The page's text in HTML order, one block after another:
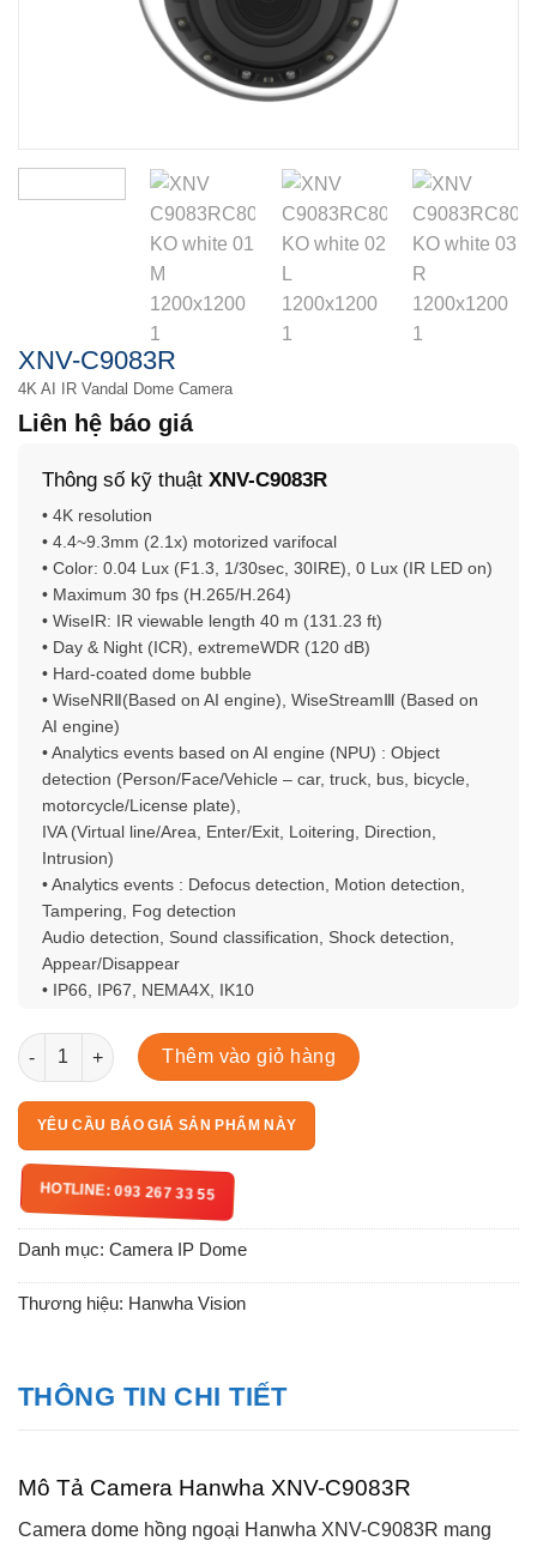
XNV-C9083R
4K AI IR Vandal Dome Camera
Liên hệ báo giá
Thông số kỹ thuật XNV-C9083R
• 4K resolution
• 4.4~9.3mm (2.1x) motorized varifocal
• Color: 0.04 Lux (F1.3, 1/30sec, 30IRE), 0 Lux (IR LED on)
• Maximum 30 fps (H.265/H.264)
• WiseIR: IR viewable length 40 m (131.23 ft)
• Day & Night (ICR), extremeWDR (120 dB)
• Hard-coated dome bubble
• WiseNRⅡ(Based on AI engine), WiseStreamⅢ (Based on
AI engine)
• Analytics events based on AI engine (NPU) : Object
detection (Person/Face/Vehicle – car, truck, bus, bicycle,
motorcycle/License plate),
IVA (Virtual line/Area, Enter/Exit, Loitering, Direction,
Intrusion)
• Analytics events : Defocus detection, Motion detection,
Tampering, Fog detection
Audio detection, Sound classification, Shock detection,
Appear/Disappear
• IP66, IP67, NEMA4X, IK10
XNV-C9083R số lượng
Thêm vào giỏ hàng
YÊU CẦU BÁO GIÁ SẢN PHẨM NÀY
HOTLINE: 093 267 33 55
Danh mục: Camera IP Dome
Thương hiệu: Hanwha Vision
THÔNG TIN CHI TIẾT
Mô Tả Camera Hanwha XNV-C9083R
Camera dome hồng ngoại Hanwha XNV-C9083R mang